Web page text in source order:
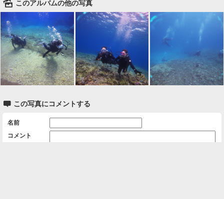
このアルバムの他の写真
 この写真にコメントする
名前
コメント